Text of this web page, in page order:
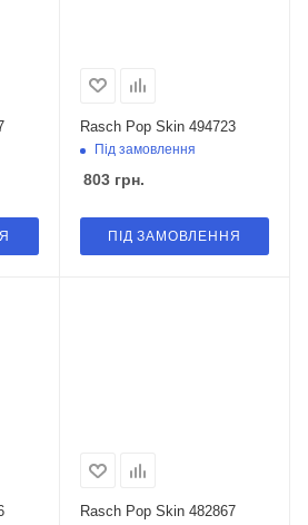
Rasch Pop Skin 494723
Під замовлення
803грн.
ПІД ЗАМОВЛЕННЯ
Rasch Pop Skin 482867